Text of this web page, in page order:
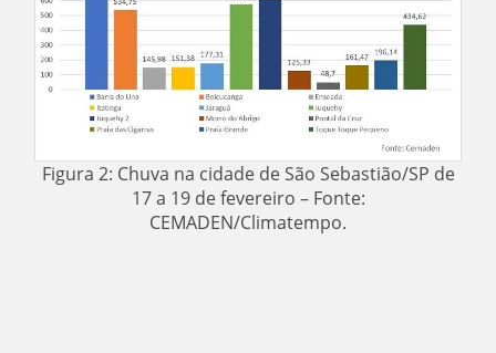
Figura 2: Chuva na cidade de São Sebastião/SP de
17 a 19 de fevereiro – Fonte:
CEMADEN/Climatempo.